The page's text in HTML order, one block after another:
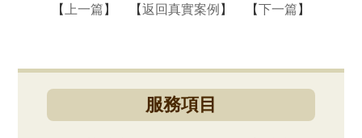
【 上一篇 】 【返回真實案例 】 【下一篇 】
服務項目